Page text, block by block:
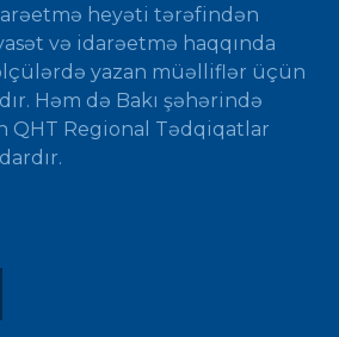
heyəti tərəfindən
və idarəetmə haqqında
yazan müəlliflər üçün
Həm də Bakı şəhərində
QHT Regional Tədqiqatlar